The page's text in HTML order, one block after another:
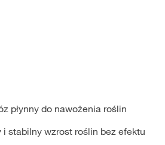
płynny do nawożenia roślin
stabilny wzrost roślin bez efektu